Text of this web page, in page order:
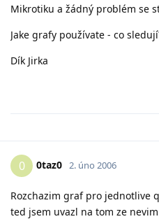
Mikrotiku a žádný problém se
Jake grafy používate - co
Dík Jirka
0 0taz0 2. úno 2006
Rozchazim graf pro jednotlive
ted jsem uvazl na tom ze